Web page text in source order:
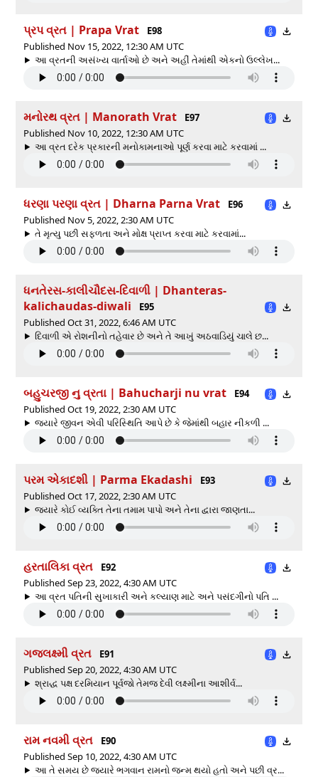
પ્રપ વ્રત | Prapa Vrat
E98
Published Nov 15, 2022, 12:30 AM UTC
આ વ્રતની અસંખ્ય વાર્તાઓ છે અને અહીં તેમાંથી એકનો ઉલ્લેખ...
મનોરથ વ્રત | Manorath Vrat
E97
Published Nov 10, 2022, 12:30 AM UTC
આ વ્રત દરેક પ્રકારની મનોકામનાઓ પૂર્ણ કરવા માટે કરવામાં ...
ધરણા પરણા વ્રત | Dharna Parna Vrat
E96
Published Nov 5, 2022, 2:30 AM UTC
તે મૃત્યુ પછી સફળતા અને મોક્ષ પ્રાપ્ત કરવા માટે કરવામાં...
ધનતેરસ-કાલીચૌદસ-દિવાળી | Dhanteras-
kalichaudas-diwali
E95
Published Oct 31, 2022, 6:46 AM UTC
દિવાળી એ રોશનીનો તહેવાર છે અને તે આખું અઠવાડિયું ચાલે છ...
બહુચરજી નુ વ્રતા | Bahucharji nu vrat
E94
Published Oct 19, 2022, 2:30 AM UTC
જ્યારે જીવન એવી પરિસ્થિતિ આપે છે કે જેમાંથી બહાર નીકળી ...
પરમ એકાદશી | Parma Ekadashi
E93
Published Oct 17, 2022, 2:30 AM UTC
જ્યારે કોઈ વ્યક્તિ તેના તમામ પાપો અને તેના દ્વારા જાણતા...
હરતાલિકા વ્રત
E92
Published Sep 23, 2022, 4:30 AM UTC
આ વ્રત પતિની સુખાકારી અને કલ્યાણ માટે અને પસંદગીનો પતિ ...
ગજલક્ષ્મી વ્રત
E91
Published Sep 20, 2022, 4:30 AM UTC
શ્રાદ્ધ પક્ષ દરમિયાન પૂર્વજો તેમજ દેવી લક્ષ્મીના આશીર્વ...
રામ નવમી વ્રત
E90
Published Sep 10, 2022, 4:30 AM UTC
આ તે સમય છે જ્યારે ભગવાન રામનો જન્મ થયો હતો અને પછી વ્ર...